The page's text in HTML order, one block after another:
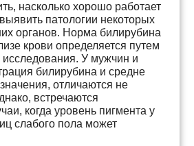
насколько хорошо работает
патологии некоторых
органов. Норма билирубина
крови определяется путем
исследования. У мужчин и
билирубина и средне
отличаются не
встречаются
когда уровень пигмента у
слабого пола может